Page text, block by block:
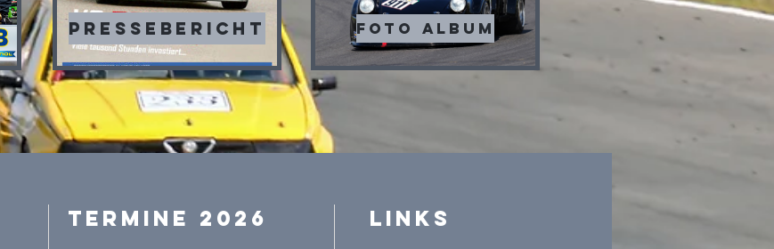
Pressebericht Foto album
Termine 2026 Links